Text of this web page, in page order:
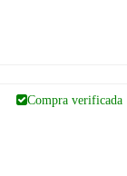
Compra verificada